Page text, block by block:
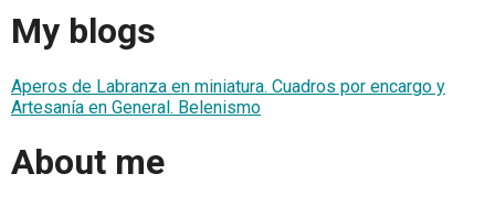
My blogs
Aperos de Labranza en miniatura. Cuadros por encargo y
Artesanía en General. Belenismo
About me